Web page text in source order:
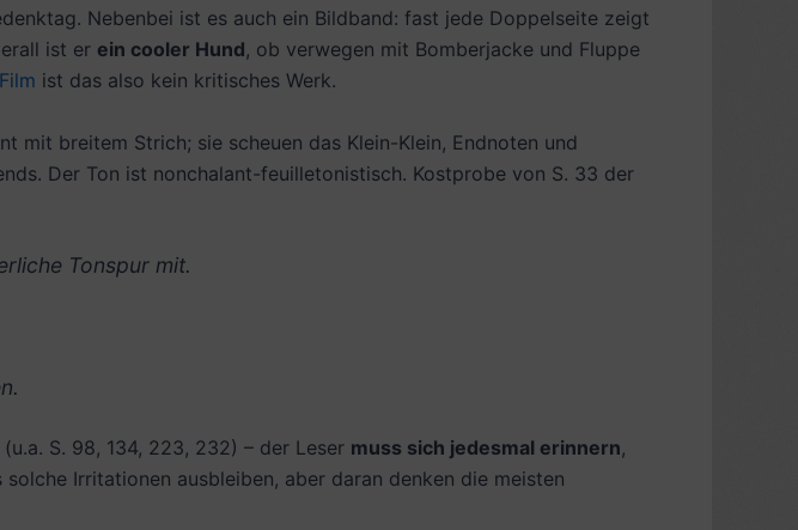
Nebenbei ist es auch ein Bildband: fast jede Doppelseite zeigt
ist er ein cooler Hund, ob verwegen mit Bomberjacke und Fluppe
ist das also kein kritisches Werk.
mit breitem Strich; sie scheuen das Klein-Klein, Endnoten und
Der Ton ist nonchalant-feuilletonistisch. Kostprobe von S. 33 der
Tonspur mit.
S. 98, 134, 223, 232) – der Leser muss sich jedesmal erinnern,
Irritationen ausbleiben, aber daran denken die meisten